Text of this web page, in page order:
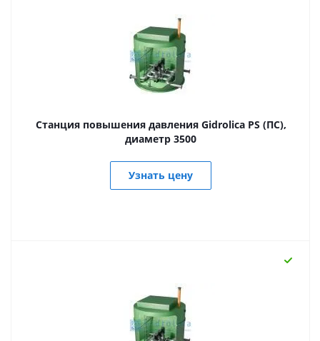
Станция повышения давления Gidrolica PS (ПС),
диаметр 3500
Узнать цену